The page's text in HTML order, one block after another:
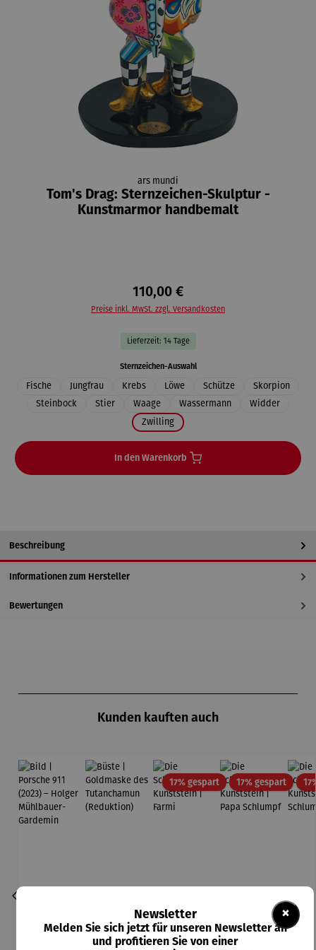
ars mundi
Tom's Drag: Sternzeichen-Skulptur -
Kunstmarmor handbemalt
110,00 €
Preise inkl. MwSt. zzgl. Versandkosten
Lieferzeit: 14 Tage
Sternzeichen-Auswahlauswählen
Fische Jungfrau Krebs Löwe Schütze
Skorpion
Steinbock
Stier Waage Wassermann
Widder
Zwilling
In den Warenkorb
Beschreibung
Informationen zum Hersteller
Bewertungen
Kunden kauften auch
17% gespartRabatt17% gespartRabatt
×
Newsletter
Melden Sie sich jetzt für unseren Newsletter an
und profitieren Sie von einer